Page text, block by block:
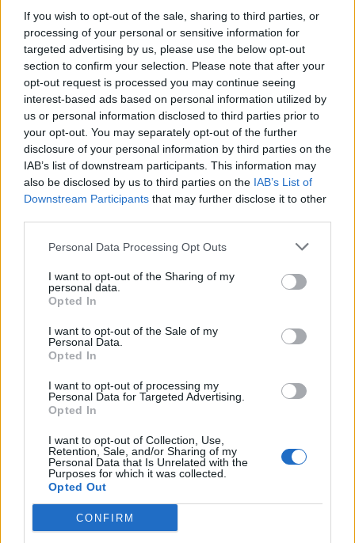
If you wish to opt-out of the sale, sharing to third parties, or
processing of your personal or sensitive information for
targeted advertising by us, please use the below opt-out
section to confirm your selection. Please note that after your
opt-out request is processed you may continue seeing
interest-based ads based on personal information utilized by
us or personal information disclosed to third parties prior to
your opt-out. You may separately opt-out of the further
disclosure of your personal information by third parties on the
IAB’s list of downstream participants. This information may
also be disclosed by us to third parties on the IAB’s List of
Downstream Participants that may further disclose it to other
Personal Data Processing Opt Outs
I want to opt-out of the Sharing of my
personal data.
Opted In
I want to opt-out of the Sale of my
Personal Data.
Opted In
I want to opt-out of processing my
Personal Data for Targeted Advertising.
Opted In
I want to opt-out of Collection, Use,
Retention, Sale, and/or Sharing of my
Personal Data that Is Unrelated with the
Purposes for which it was collected.
Opted Out
CONFIRM
Λίγα Λόγια για το La Meat Maison
Θα μπορούσες να τους αποκαλέσεις εύκολα
«Λάνσελοτ του κρέατος», «Μαγγελάνους μιας
ποιοτικής μπριζόλας», «Van Gogh του meat
cutting»… Η ομάδα του La Meat Maison, όμως,
είναι πολλά περισσότερα. Είναι οι άνθρωποι που
μέσα από το πάθος, την τεχνογνωσία και την διαρκή
αναζήτηση για τα καλύτερα κρέατα παγκοσμίως,
κατάφεραν να δημιουργήσουν ένα μοναδικό
community εκτροφέων-παραγωγών-καταναλωτών,
την ποιότητα της διατροφής των ζώων.
αυτού του ταξιδιού, το θησαυροφυλάκιο, όπου
συγκεντρώνονται όλα τα πολύτιμα πετράδια του
βρώσιμου στέμματος.
Απευθυνόμενοι τόσο στο χονδρεμπόριο όσο και στη
λιανική πώληση, οι άνθρωποι του La Meat Maison
έχουν μία αποστολή: να μεταφέρουν το μήνυμα ότι